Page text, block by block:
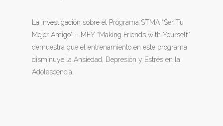
La investigación sobre el Programa STMA “Ser Tu
Mejor Amigo” – MFY “Making Friends with Yourself”
demuestra que el entrenamiento en este programa
disminuye la Ansiedad, Depresión y Estrés en la
Adolescencia.